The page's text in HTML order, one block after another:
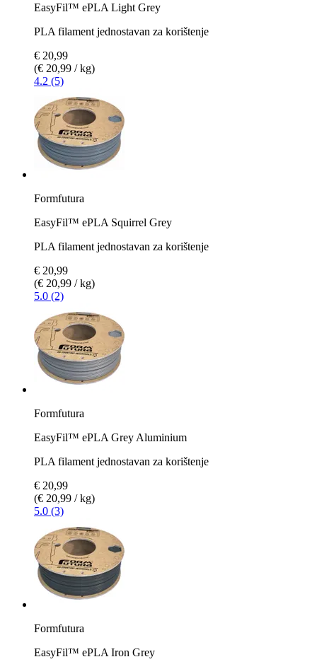
EasyFil™ ePLA Light Grey
PLA filament jednostavan za korištenje
€ 20,99
(€ 20,99 / kg)
4.2 (5)
Formfutura
EasyFil™ ePLA Squirrel Grey
PLA filament jednostavan za korištenje
€ 20,99
(€ 20,99 / kg)
5.0 (2)
Formfutura
EasyFil™ ePLA Grey Aluminium
PLA filament jednostavan za korištenje
€ 20,99
(€ 20,99 / kg)
5.0 (3)
Formfutura
EasyFil™ ePLA Iron Grey